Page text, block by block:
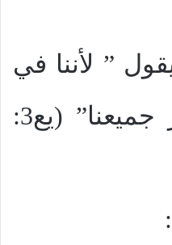
” لأننا في
أشياء كثيرة نعثر جميعنا” (يع3: